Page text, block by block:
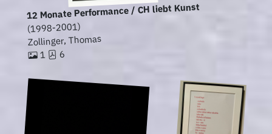
12 Monate Performance / CH liebt Kunst
(1998-2001)
Zollinger, Thomas
1 6